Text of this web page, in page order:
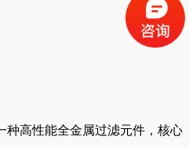
种高性能全金属过滤元件，核心